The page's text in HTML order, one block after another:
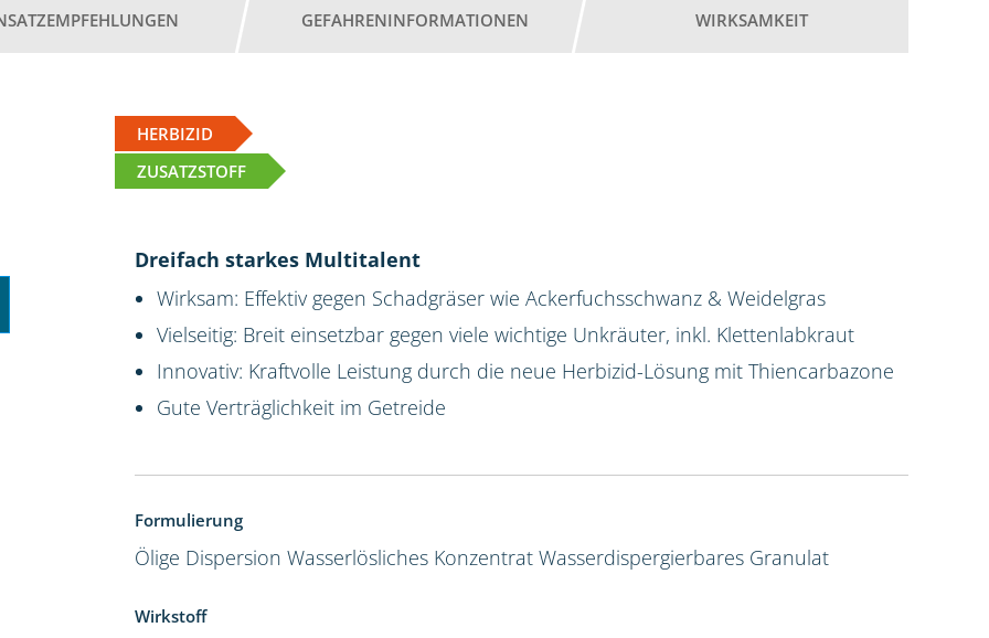
GEFAHRENINFORMATIONEN WIRKSAMKEIT
HERBIZID
ZUSATZSTOFF
Dreifach starkes Multitalent
Wirksam: Effektiv gegen Schadgräser wie Ackerfuchsschwanz & Weidelgras
Vielseitig: Breit einsetzbar gegen viele wichtige Unkräuter, inkl. Klettenlabkraut
Innovativ: Kraftvolle Leistung durch die neue Herbizid-Lösung mit Thiencarbazone
Gute Verträglichkeit im Getreide
Formulierung
Ölige Dispersion Wasserlösliches Konzentrat Wasserdispergierbares Granulat
Wirkstoff